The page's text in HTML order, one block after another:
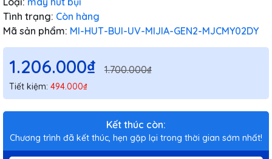
Tình trạng: Còn hàng
Mã sản phẩm: MI-HUT-BUI-UV-MIJIA-GEN2-MJCMY02DY
1.206.000₫ 1.700.000₫
Tiết kiệm: 494.000₫
Kết thúc còn:
Chương trình đã kết thúc, hẹn gặp lại trong thời gian sớm nhất!